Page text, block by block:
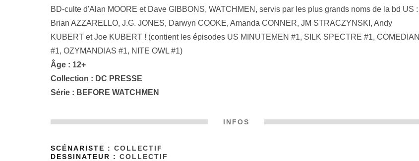
BD-culte d'Alan MOORE et Dave GIBBONS, WATCHMEN, servis par les plus grands noms de la bd US :
Brian AZZARELLO, J.G. JONES, Darwyn COOKE, Amanda CONNER, JM STRACZYNSKI, Andy
KUBERT et Joe KUBERT ! (contient les épisodes US MINUTEMEN #1, SILK SPECTRE #1, COMEDIAN
#1, OZYMANDIAS #1, NITE OWL #1)
Âge : 12+
Collection : DC PRESSE
Série : BEFORE WATCHMEN
INFOS
SCÉNARISTE : COLLECTIF
DESSINATEUR : COLLECTIF